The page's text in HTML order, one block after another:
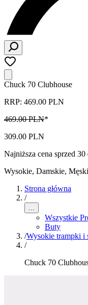
Chuck 70 Clubhouse
RRP: 469.00 PLN
469.00 PLN*
309.00 PLN
Najniższa cena sprzed
Wysokie, Damskie,
Strona główna
/
...
Wszystkie
Buty
/Wysokie trampki i
/
Chuck 70